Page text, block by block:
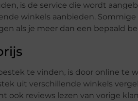
is de service die wordt
winkels aanbieden.
als je meer dan een bepaald
te vinden, is door online te
uit verschillende winkels
ook reviews lezen van vorige